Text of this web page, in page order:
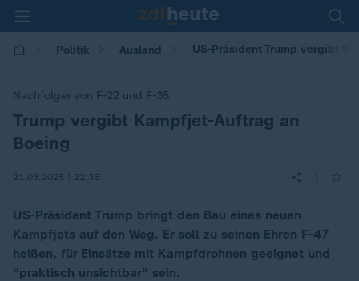
Politik Ausland US-Präsident Trump vergibt
Nachfolger von F-22 und F-35
:
Trump vergibt Kampfjet-Auftrag an
Boeing
21.03.2025 | 22:35
US-Präsident Trump bringt den Bau eines neuen
Kampfjets auf den Weg. Er soll zu seinen Ehren F-47
heißen, für Einsätze mit Kampfdrohnen geeignet und
"praktisch unsichtbar" sein.